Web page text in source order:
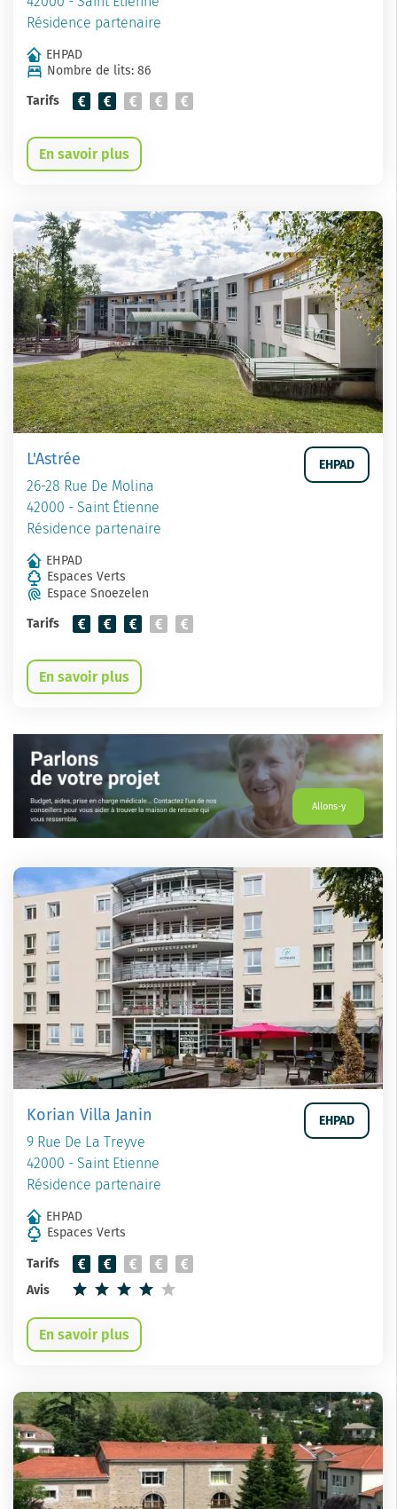
Résidence partenaire
EHPAD
Nombre de lits: 86
Tarifs
En savoir plus
L'Astrée
26-28 Rue De Molina
42000 - Saint Étienne
Résidence partenaire
EHPAD
EHPAD
Espaces Verts
Espace Snoezelen
Tarifs
En savoir plus
Allons-y
Korian Villa Janin
9 Rue De La Treyve
42000 - Saint Etienne
Résidence partenaire
EHPAD
EHPAD
Espaces Verts
Tarifs
Avis
En savoir plus